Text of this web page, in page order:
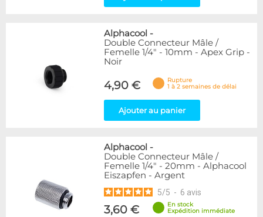
Alphacool -
Double Connecteur Mâle /
Femelle 1/4" - 10mm - Apex Grip -
Noir
4,90 €
Rupture
1 à 2 semaines de délai
Ajouter au panier
Alphacool -
Double Connecteur Mâle /
Femelle 1/4" - 20mm - Alphacool
Eiszapfen - Argent
5/5 - 6 avis
3,60 €
En stock
Expédition immédiate